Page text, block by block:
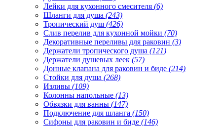
Лейки для кухонного смесителя (6)
Шланги для душа (243)
Тропический душ (426)
Слив перелив для кухонной мойки (70)
Декоративные переливы для раковин (3)
Держатели тропического душа (121)
Держатели душевых леек (57)
Донные клапана для раковин и биде (214)
Стойки для душа (268)
Изливы (109)
Колонны напольные (13)
Обвязки для ванны (147)
Подключение для шланга (150)
Сифоны для раковин и биде (146)